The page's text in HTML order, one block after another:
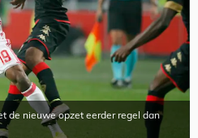
de nieuwe opzet eerder regel dan